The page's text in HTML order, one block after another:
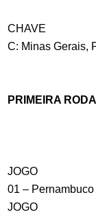
CHAVE
C: Minas Gerais,
PRIMEIRA
JOGO
01 –
JOGO